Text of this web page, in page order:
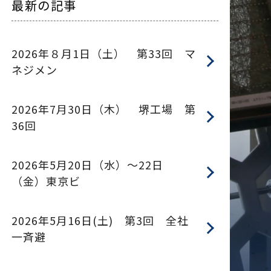
最新の記事
2026年８月1日（土） 第33回 マ
ネジメン
2026年7月30日（木） 堺工場 第
36回
2026年5月20日（水）～22日
（金）東京ビ
2026年5月16日(土) 第3回 全社
一斉避